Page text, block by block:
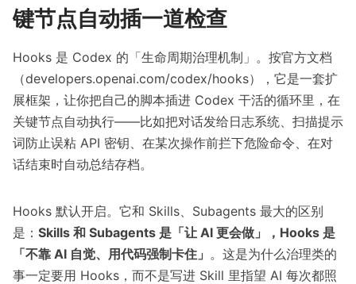
键节点自动插一道检查
Hooks 是 Codex 的「生命周期治理机制」。按官方文档
（developers.openai.com/codex/hooks），它是一套扩
展框架，让你把自己的脚本插进 Codex 干活的循环里，在
关键节点自动执行——比如把对话发给日志系统、扫描提示
词防止误粘 API 密钥、在某次操作前拦下危险命令、在对
话结束时自动总结存档。
Hooks 默认开启。它和 Skills、Subagents 最大的区别
是： Skills 和 Subagents 是「让 AI 更会做」，Hooks 是
「不靠 AI 自觉、用代码强制卡住」 。这是为什么治理类的
事一定要用 Hooks，而不是写进 Skill 里指望 AI 每次都照